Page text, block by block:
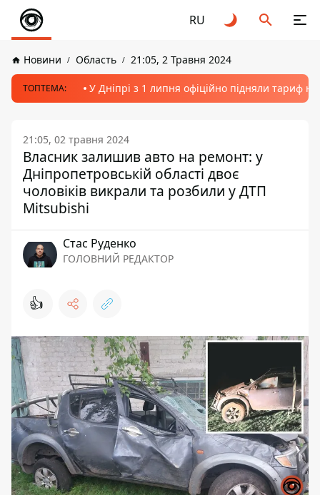
RU
Новини Область 21:05, 2 Травня 2024
ТОПТЕМА: У Дніпрі з 1 липня офіційно підняли тариф
21:05, 02 травня 2024
Власник залишив авто на ремонт: у
Дніпропетровській області двоє
чоловіків викрали та розбили у ДТП
Mitsubishi
Стас Руденко
ГОЛОВНИЙ РЕДАКТОР
👍